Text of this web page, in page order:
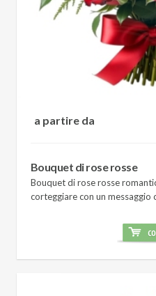
a partire da
Bouquet di rose rosse
Bouquet di rose rosse
corteggiare con un messaggio